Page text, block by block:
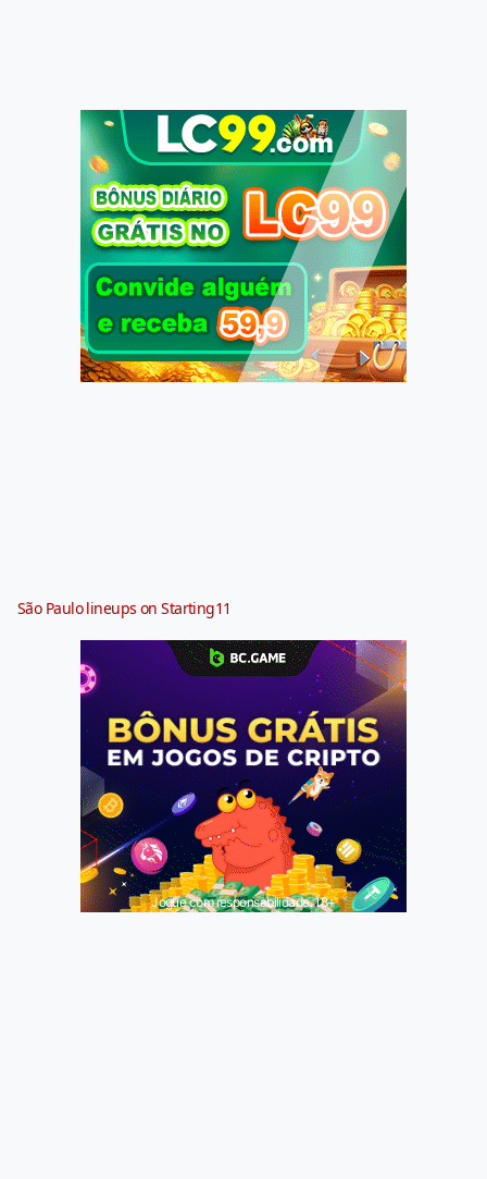
São Paulo lineups on Starting11
Jogue com responsabilidade. 18+